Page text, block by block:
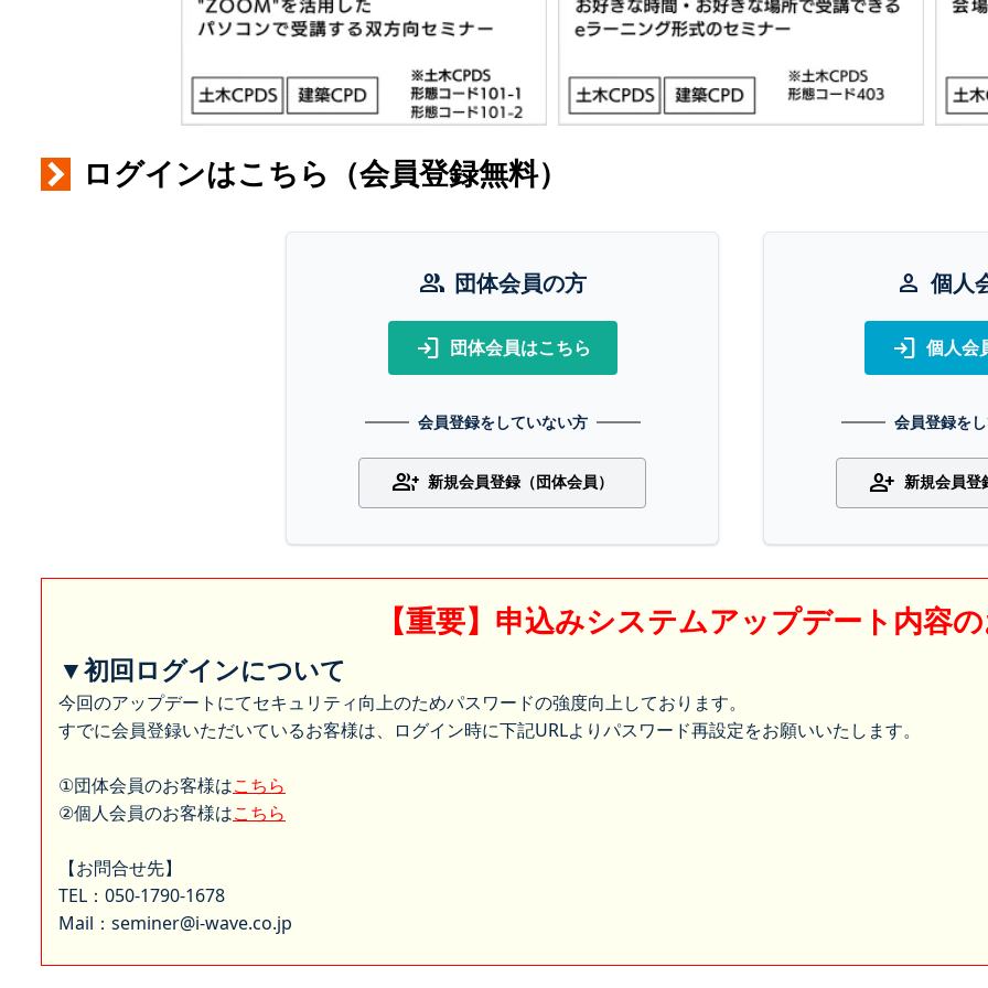
ログインはこちら（会員登録無料）
group 団体会員の方
login 団体会員はこちら
会員登録をしていない方
group_add 新規会員登録（団体会員）
person 個人
login 個人会
会員登録を
person_add 新規会員登
【重要】申込みシステムアップデート内容
▼初回ログインについて
今回のアップデートにてセキュリティ向上のためパスワードの強度向上しております。
すでに会員登録いただいているお客様は、ログイン時に下記URLよりパスワード再設定をお願いいたします。
①団体会員のお客様はこちら
②個人会員のお客様はこちら
【お問合せ先】
TEL：050-1790-1678
Mail：seminer@i-wave.co.jp